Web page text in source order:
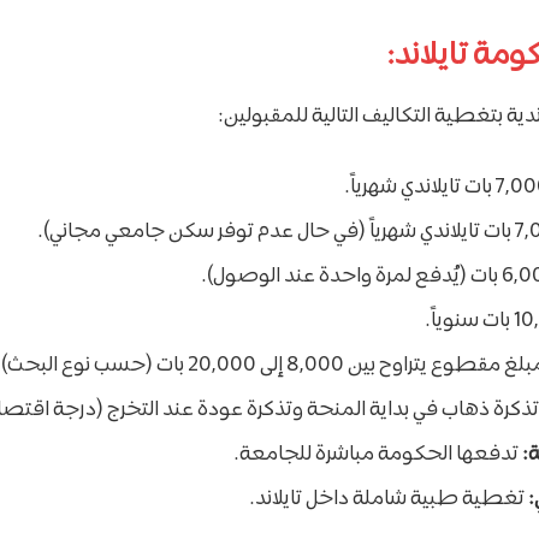
تايلاند:
بتغطية التكاليف التالية للمقبولين:
مقطوع يتراوح بين 8,000 إلى 20,000 بات (حسب نوع البحث).
ذهاب في بداية المنحة وتذكرة عودة عند التخرج (درجة
تدفعها الحكومة مباشرة للجامعة.
تغطية طبية شاملة داخل تايلاند.